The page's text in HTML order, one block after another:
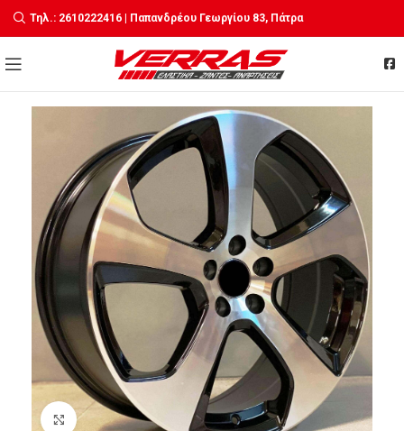
Τηλ.: 2610222416 | Παπανδρέου Γεωργίου 83, Πάτρα
Click to enlarge